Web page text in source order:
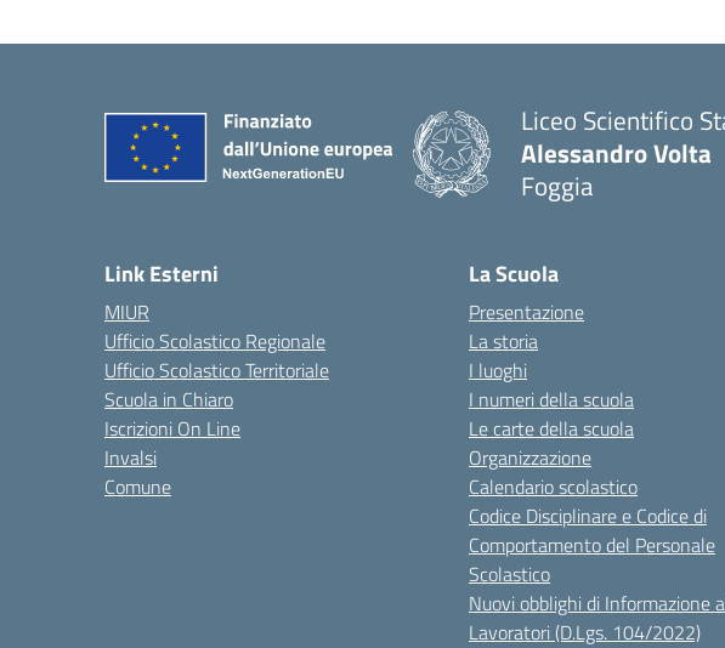
Liceo Scientifico
Alessandro Volta
Foggia
Link Esterni
MIUR
Ufficio Scolastico Regionale
Ufficio Scolastico Territoriale
Scuola in Chiaro
Iscrizioni On Line
Invalsi
Comune
La Scuola
Presentazione
La storia
I luoghi
I numeri della scuola
Le carte della scuola
Organizzazione
Calendario scolastico
Codice Disciplinare e Codice di
Comportamento del Personale
Scolastico
Nuovi obblighi di Informazione
Lavoratori (D.Lgs. 104/2022)